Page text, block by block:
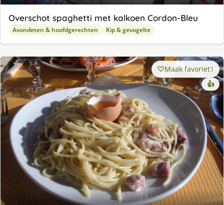
Overschot spaghetti met kalkoen Cordon-Bleu
Avondeten & hoofdgerechten Kip & gevogelte
Maak favoriet1
👍